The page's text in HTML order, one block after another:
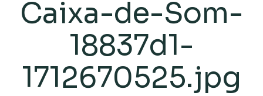
Caixa-de-Som-
18837d1-
1712670525.jpg